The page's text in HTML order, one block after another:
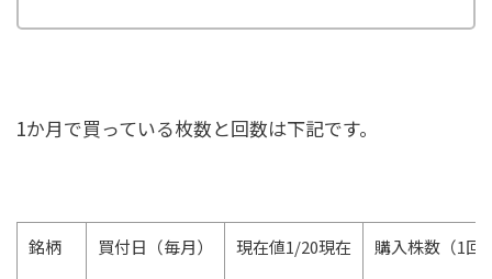
1か月で買っている枚数と回数は下記です。
銘柄 買付日（毎月） 現在値1/20現在 購入株数（1回